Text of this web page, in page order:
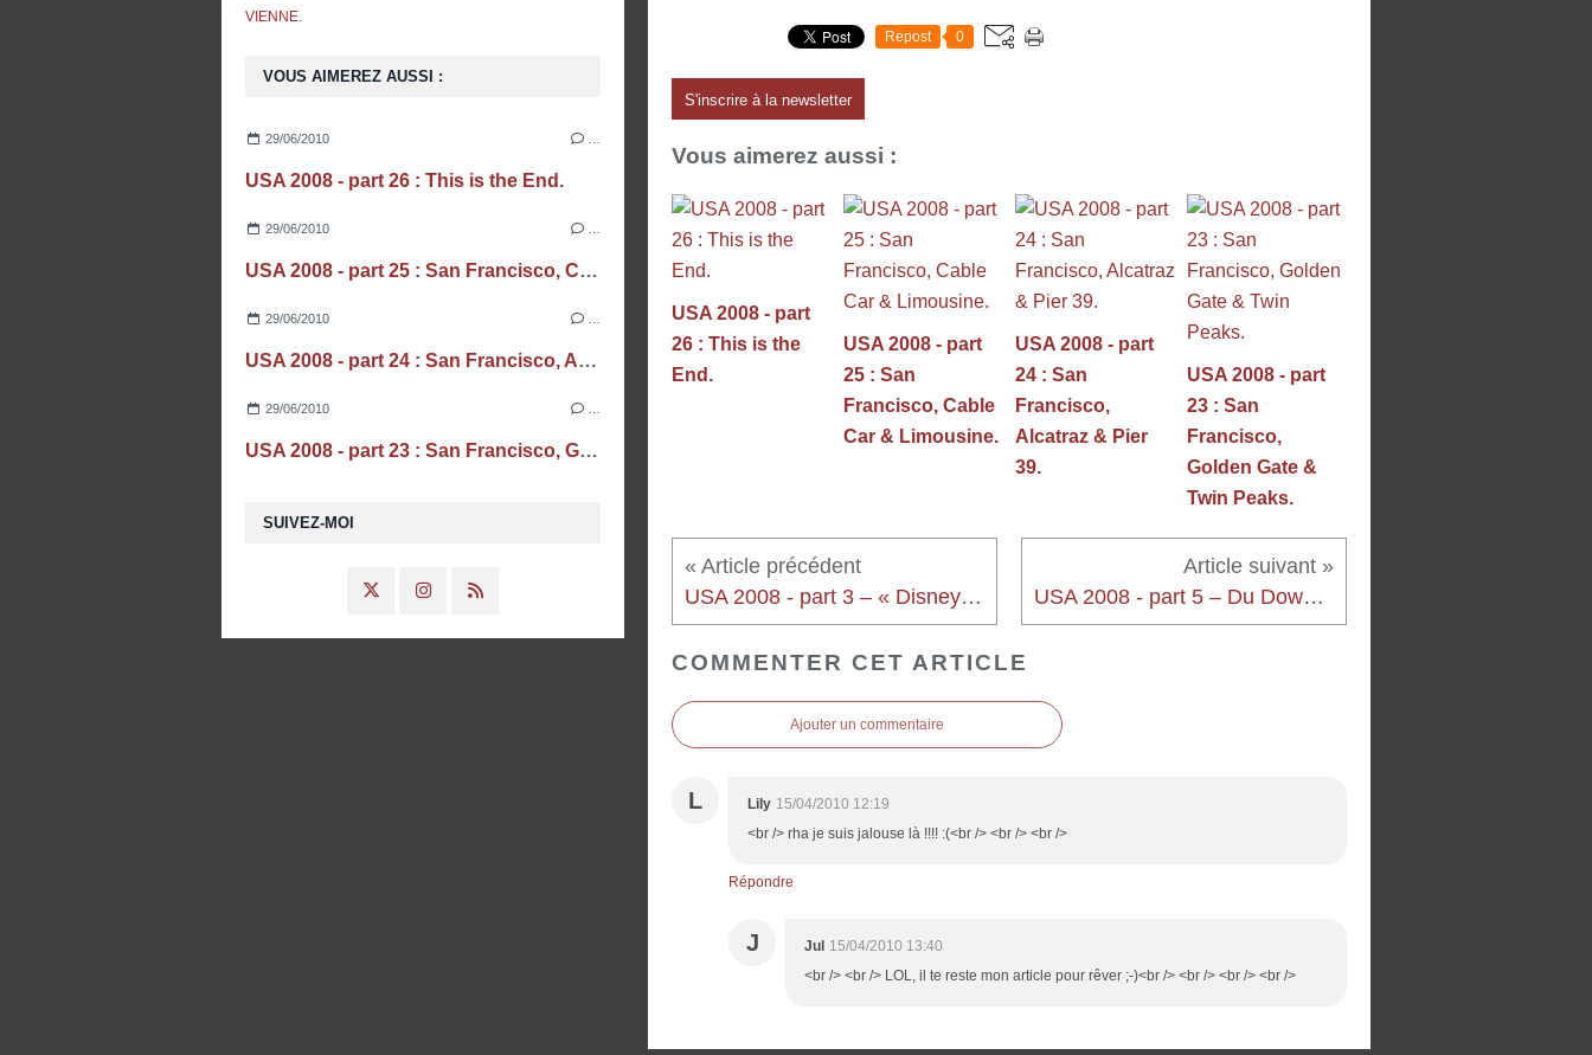
Repost 0
S'inscrire à la newsletter
Vous aimerez aussi :
USA 2008 - part
26 : This is the
End.
USA 2008 - part
25 : San
Francisco, Cable
Car & Limousine.
USA 2008 - part
24 : San
Francisco,
Alcatraz & Pier
39.
USA 2008 - part
23 : San
Francisco,
Golden Gate &
Twin Peaks.
USA 2008 - part 3 – « Disney's California Adventure, in the morning » USA 2008 - part 5 – Du Downtown à Hollywood Blvd, Visite de L.A.
COMMENTER CET ARTICLE
Ajouter un commentaire
L Lily 15/04/2010 12:19
<br /> rha je suis jalouse là !!!! :(<br /> <br /> <br />
Répondre
J Jul 15/04/2010 13:40
<br /> <br /> LOL, il te reste mon article pour rêver ;-)<br /> <br /> <br /> <br />
SUIVEZ-MOI
VOUS AIMEREZ AUSSI :
29/06/2010
USA 2008 - part 26 : This is the End.
29/06/2010
USA 2008 - part 25 : San Francisco, Cable Car & Limousine.
29/06/2010
USA 2008 - part 24 : San Francisco, Alcatraz & Pier 39.
29/06/2010
USA 2008 - part 23 : San Francisco, Golden Gate & Twin Peaks.
VIENNE.